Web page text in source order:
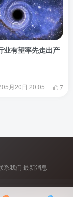
业有望率先走出产
05月20日 20:05 7
系我们 最新消息